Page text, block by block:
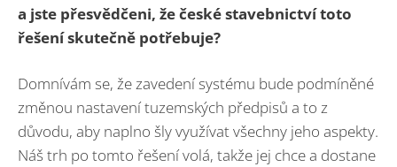
a jste přesvědčeni, že české stavebnictví toto
řešení skutečně potřebuje?
Domnívám se, že zavedení systému bude podmíněné
změnou nastavení tuzemských předpisů a to z
důvodu, aby naplno šly využívat všechny jeho aspekty.
Náš trh po tomto řešení volá, takže jej chce a dostane